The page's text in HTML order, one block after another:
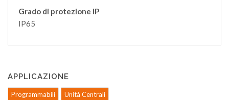
Grado di protezione IP
IP65
APPLICAZIONE
Programmabili Unità Centrali